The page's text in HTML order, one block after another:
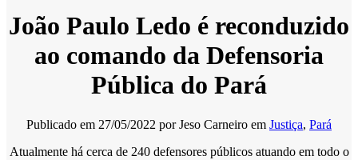
João Paulo Ledo é reconduzido
ao comando da Defensoria
Pública do Pará
Publicado em 27/05/2022 porJeso Carneiro em Justiça, Pará
Atualmente há cerca de 240 defensores públicos atuando em todo o